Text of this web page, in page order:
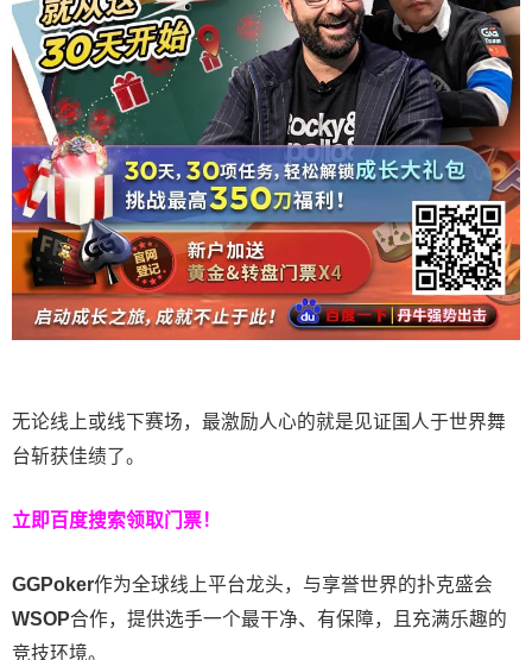
无论线上或线下赛场，最激励人心的就是见证国人于世界舞
台斩获佳绩了。
立即百度搜索领取门票！
GGPoker作为全球线上平台龙头，与享誉世界的扑克盛会
WSOP合作，提供选手一个最干净、有保障，且充满乐趣的
竞技环境。